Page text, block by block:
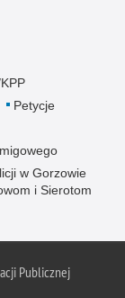
Petycje
w Gorzowie
i Sierotom
Publicznej